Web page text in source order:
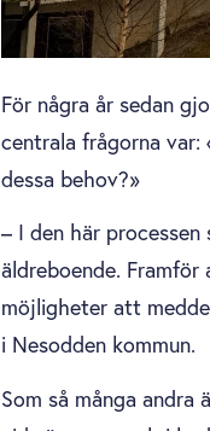
För några år sedan
centrala frågorna var:
dessa behov?»
– I den här
äldreboende.
möjligheter att
i Nesodden kommun.
Som så många